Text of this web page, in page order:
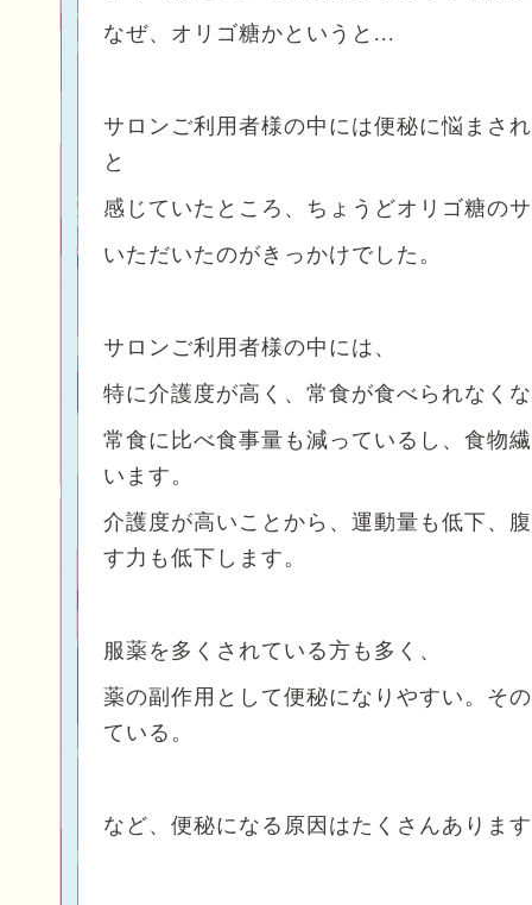
なぜ、オリゴ糖かというと...
サロンご利用者様の中には便秘に悩まさ
と
感じていたところ、ちょうどオリゴ糖の
いただいたのがきっかけでした。
サロンご利用者様の中には、
特に介護度が高く、常食が食べられなく
常食に比べ食事量も減っているし、食物
います。
介護度が高いことから、運動量も低下、
す力も低下します。
服薬を多くされている方も多く、
薬の副作用として便秘になりやすい。そ
ている。
など、便秘になる原因はたくさんありま